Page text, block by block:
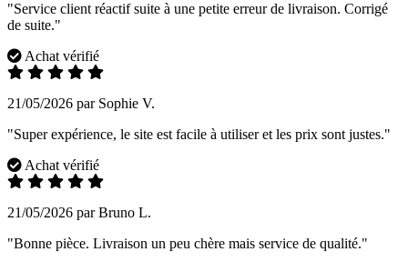
"Service client réactif suite à une petite erreur de livraison. Corrigé
de suite."
Achat vérifié
21/05/2026 par Sophie V.
"Super expérience, le site est facile à utiliser et les prix sont justes."
Achat vérifié
21/05/2026 par Bruno L.
"Bonne pièce. Livraison un peu chère mais service de qualité."